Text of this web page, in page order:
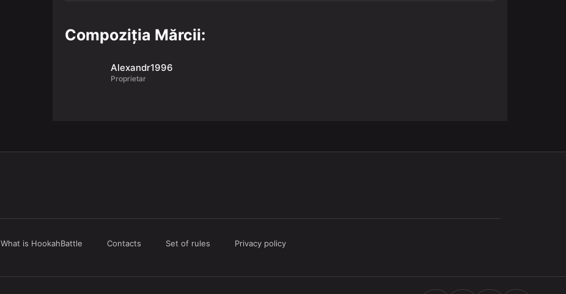
Compoziția Mărcii:
Alexandr1996
Proprietar
What is HookahBattle Contacts Set of rules Privacy policy